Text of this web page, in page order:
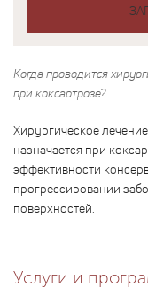
Когда проводится
при коксартрозе?
Хирургическое
назначается при
эффективности
прогрессировании
поверхностей.
Услуги и